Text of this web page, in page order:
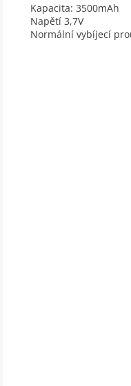
Kapacita: 3500mAh
Napětí 3,7V
Normální vybíjecí